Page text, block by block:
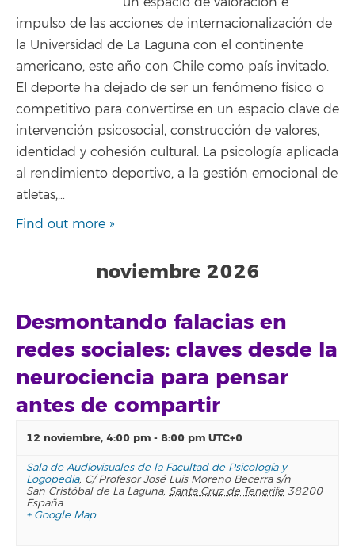
impulso de las acciones de internacionalización de
la Universidad de La Laguna con el continente
americano, este año con Chile como país invitado.
El deporte ha dejado de ser un fenómeno físico o
competitivo para convertirse en un espacio clave de
intervención psicosocial, construcción de valores,
identidad y cohesión cultural. La psicología aplicada
al rendimiento deportivo, a la gestión emocional de
atletas,…
Find out more »
noviembre 2026
Desmontando falacias en
redes sociales: claves desde la
neurociencia para pensar
antes de compartir
12 noviembre, 4:00 pm - 8:00 pm UTC+0
Sala de Audiovisuales de la Facultad de Psicología y
Logopedia, C/ Profesor José Luis Moreno Becerra s/n
San Cristóbal de La Laguna, Santa Cruz de Tenerife 38200
España
+ Google Map